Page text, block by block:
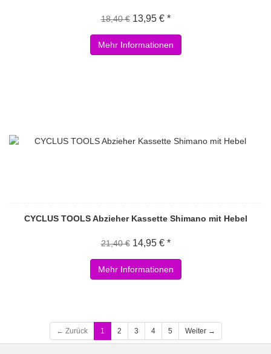
18,40 € 13,95 € *
Mehr Informationen
CYCLUS TOOLS Abzieher Kassette Shimano mit Hebel
21,40 € 14,95 € *
Mehr Informationen
← Zurück 1 2 3 4 5 Weiter →